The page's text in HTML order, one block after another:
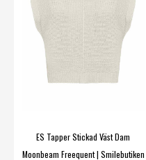
ES Tapper Stickad Väst Dam
Moonbeam Freequent | Smilebutiken